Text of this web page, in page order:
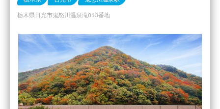
栃木県日光市鬼怒川温泉滝813番地